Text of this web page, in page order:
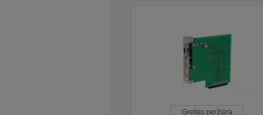
Greitas peržiūra